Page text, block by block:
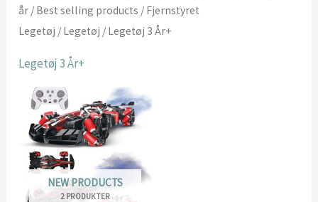
år / Best selling products / Fjernstyret
Legetøj / Legetøj / Legetøj 3 År+
Legetøj 3 År+
NEW PRODUCTS
2 PRODUKTER